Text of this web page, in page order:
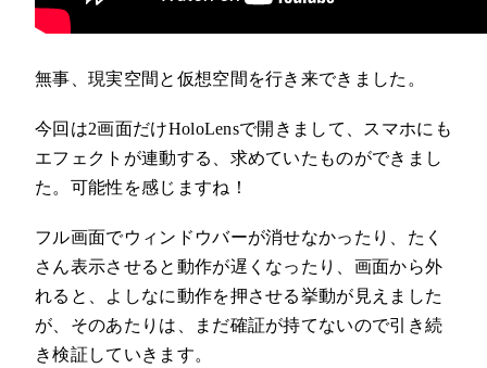
無事、現実空間と仮想空間を行き来できました。
今回は2画面だけHoloLensで開きまして、スマホにも
エフェクトが連動する、求めていたものができまし
た。可能性を感じますね！
フル画面でウィンドウバーが消せなかったり、たく
さん表示させると動作が遅くなったり、画面から外
れると、よしなに動作を押させる挙動が見えました
が、そのあたりは、まだ確証が持てないので引き続
き検証していきます。